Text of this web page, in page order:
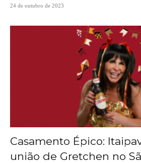
24 de outubro de 2023
Casamento Épico:
união de Gretchen no